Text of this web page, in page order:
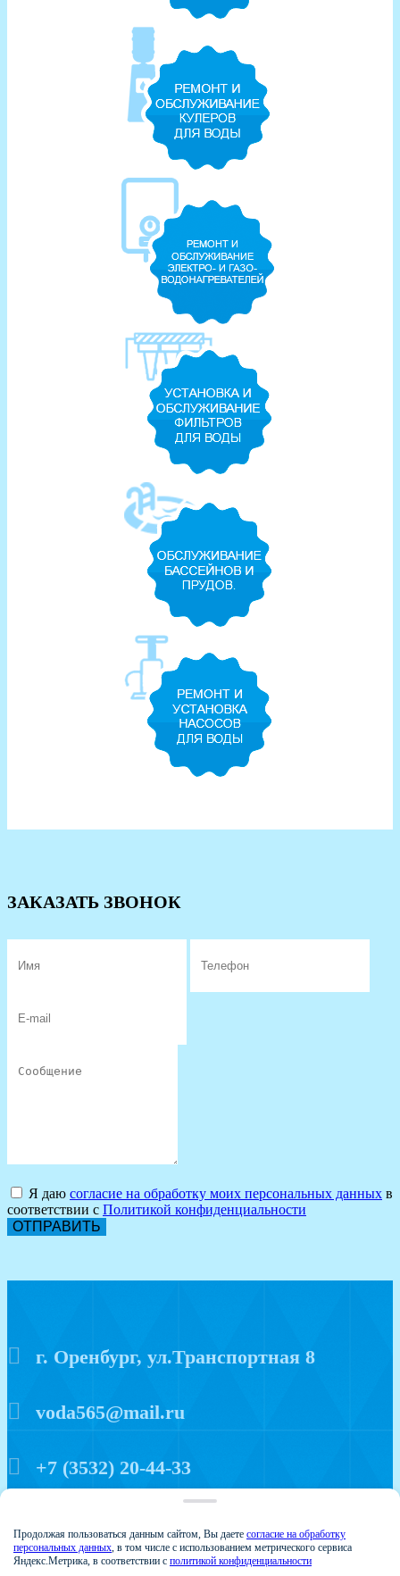
ЗАКАЗАТЬ ЗВОНОК
Я даю согласие на обработку моих персональных данных в
соответствии с Политикой конфиденциальности
ОТПРАВИТЬ
г. Оренбург, ул.Транспортная 8
voda565@mail.ru
+7 (3532) 20-44-33
Продолжая пользоваться данным сайтом, Вы даете согласие на обработку
персональных данных, в том числе с использованием метрического сервиса
Яндекс.Метрика, в соответствии с политикой конфиденциальности